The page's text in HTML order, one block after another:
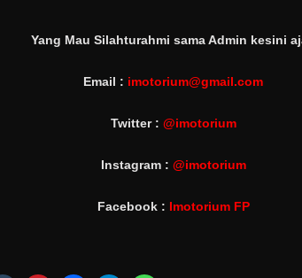
Yang Mau Silahturahmi sama Admin kesini
Email : imotorium@gmail.com
Twitter : @imotorium
Instagram : @imotorium
Facebook : Imotorium FP